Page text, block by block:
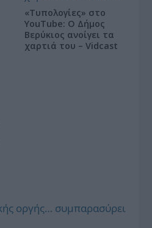
«Τυπολογίες» στο
YouTube: Ο Δήμος
Βερύκιος ανοίγει τα
χαρτιά του – Vidcast